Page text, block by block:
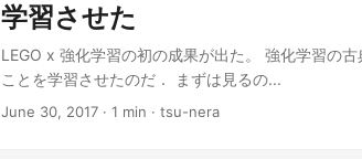
学習させた
LEGO x 強化学習の初の成果が出た。 強化学習の
ことを学習させたのだ． まずは見るの...
June 30, 2017 · 1 min · tsu-nera